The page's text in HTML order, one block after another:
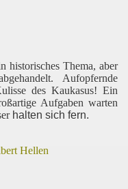
historisches Thema, aber
Aufopfernde
des Kaukasus! Ein
Aufgaben warten
halten sich fern.
Hellen